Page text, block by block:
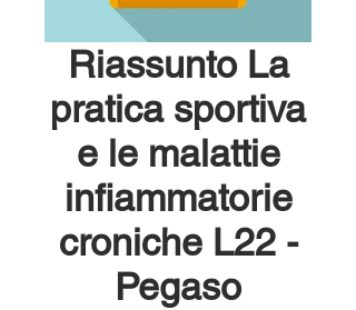
Riassunto La
pratica sportiva
e le malattie
infiammatorie
croniche L22 -
Pegaso